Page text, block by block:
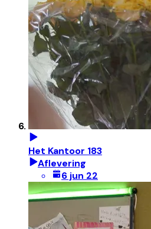
Het Kantoor 183
Aflevering
6 jun 22